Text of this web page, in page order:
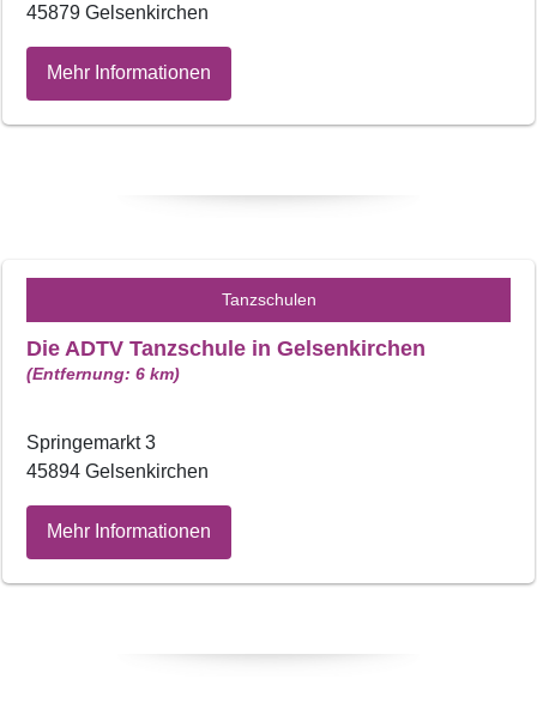
45879 Gelsenkirchen
Mehr Informationen
Tanzschulen
Die ADTV Tanzschule in Gelsenkirchen
(Entfernung: 6 km)
Springemarkt 3
45894 Gelsenkirchen
Mehr Informationen